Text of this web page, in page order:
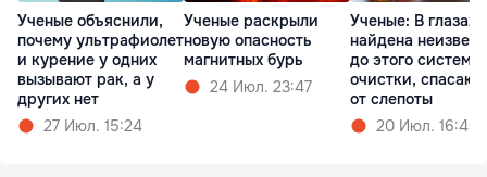
Ученые объяснили,
почему ультрафиолет
и курение у одних
вызывают рак, а у
других нет
27 Июл. 15:24
Ученые раскрыли
новую опасность
магнитных бурь
24 Июл. 23:47
Ученые: В глазах
найдена
до этого система
очистки,
от слепоты
20 Июл. 16:46